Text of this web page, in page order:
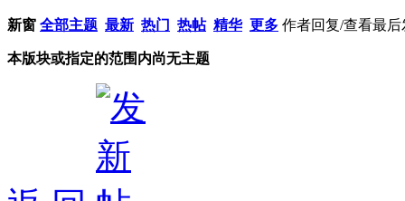
新窗 全部主题 最新 热门 热帖 精华 更多 作者回复/查看最后
本版块或指定的范围内尚无主题